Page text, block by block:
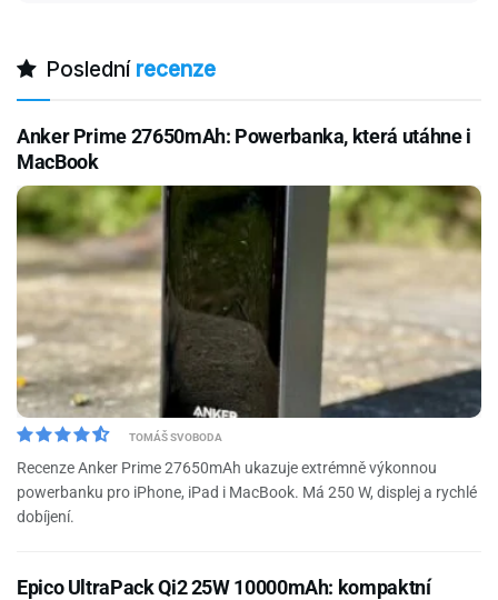
Poslední recenze
Anker Prime 27650mAh: Powerbanka, která utáhne i
MacBook
TOMÁŠ SVOBODA
Recenze Anker Prime 27650mAh ukazuje extrémně výkonnou
powerbanku pro iPhone, iPad i MacBook. Má 250 W, displej a rychlé
dobíjení.
Epico UltraPack Qi2 25W 10000mAh: kompaktní